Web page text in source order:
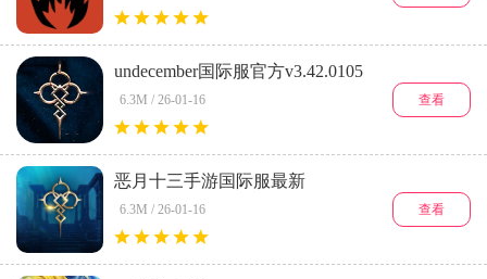
undecember国际服官方v3.42.0105
6.3M / 26-01-16 查看
恶月十三手游国际服最新
v3.42.0105
6.3M / 26-01-16 查看